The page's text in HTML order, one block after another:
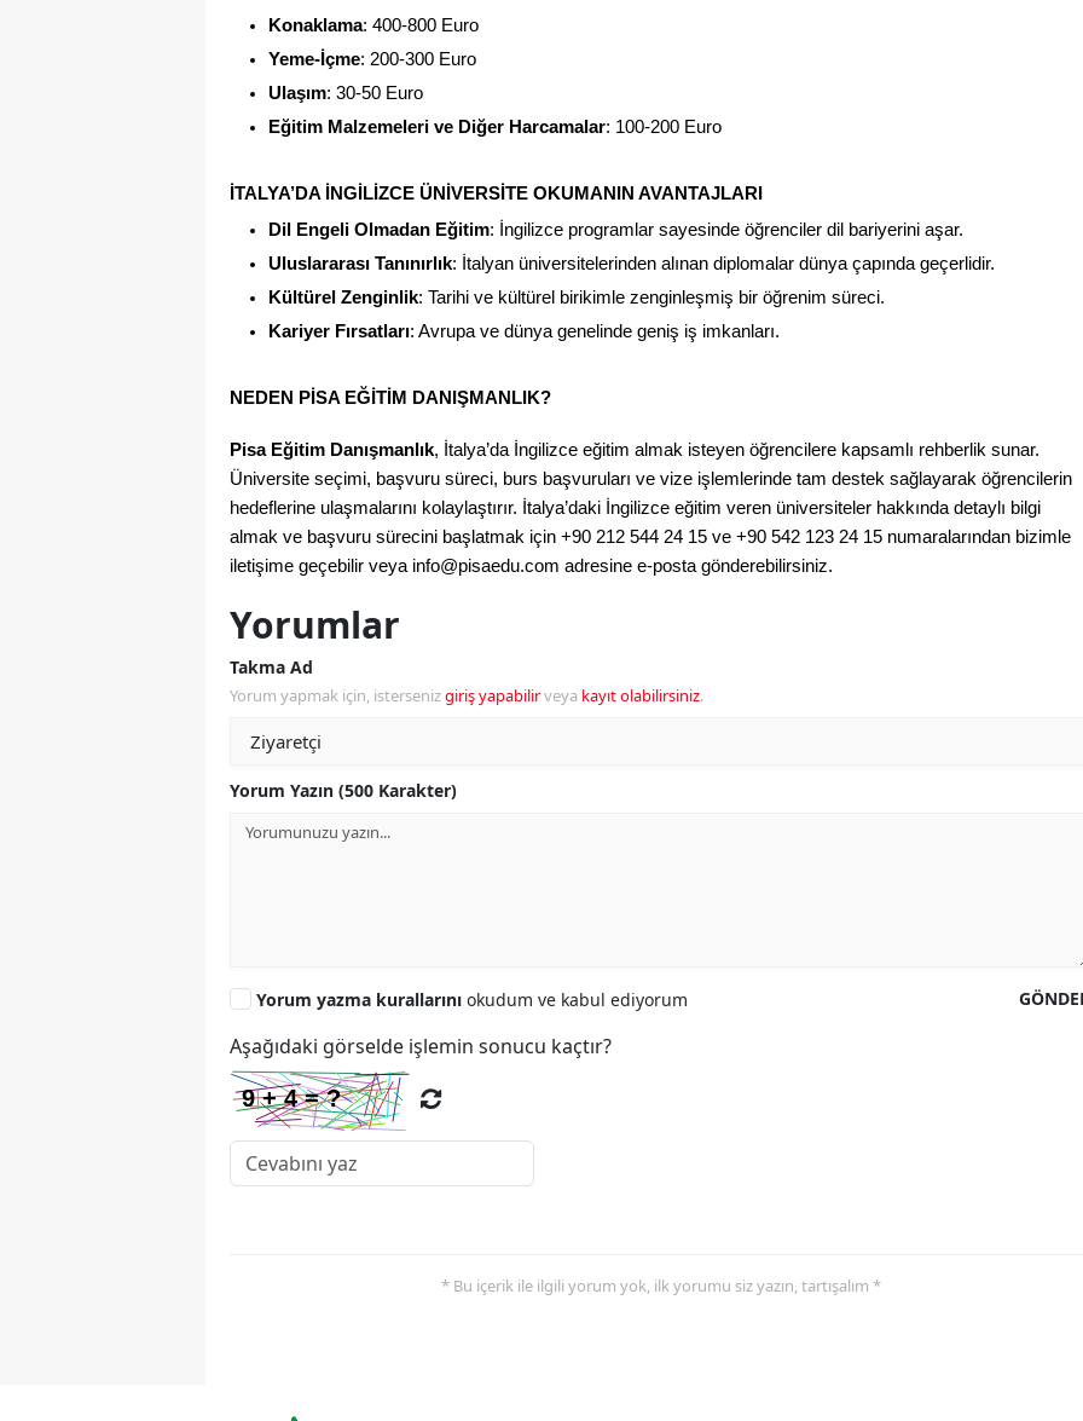
Konaklama: 400-800 Euro
Yeme-İçme: 200-300 Euro
Ulaşım: 30-50 Euro
Eğitim Malzemeleri ve Diğer Harcamalar: 100-200 Euro
İTALYA’DA İNGILIZCE ÜNIVERSITE OKUMANIN AVANTAJLARI
Dil Engeli Olmadan Eğitim: İngilizce programlar sayesinde öğrenciler dil bariyerini aşar.
Uluslararası Tanınırlık: İtalyan üniversitelerinden alınan diplomalar dünya çapında geçerlidir.
Kültürel Zenginlik: Tarihi ve kültürel birikimle zenginleşmiş bir öğrenim süreci.
Kariyer Fırsatları: Avrupa ve dünya genelinde geniş iş imkanları.
NEDEN PISA EĞITIM DANIŞMANLIK?
Pisa Eğitim Danışmanlık, İtalya’da İngilizce eğitim almak isteyen öğrencilere kapsamlı rehberlik sunar.
Üniversite seçimi, başvuru süreci, burs başvuruları ve vize işlemlerinde tam destek sağlayarak öğrencilerin
hedeflerine ulaşmalarını kolaylaştırır. İtalya’daki İngilizce eğitim veren üniversiteler hakkında detaylı bilgi
almak ve başvuru sürecini başlatmak için +90 212 544 24 15 ve +90 542 123 24 15 numaralarından bizimle
iletişime geçebilir veya info@pisaedu.com adresine e-posta gönderebilirsiniz.
Yorumlar
Takma Ad
Yorum yapmak için, istersenizgiriş yapabilirveya kayıt olabilirsiniz.
Yorum Yazın (500 Karakter)
Yorum yazma kurallarını okudum ve kabul ediyorum
Aşağıdaki görselde işlemin sonucu kaçtır?
* Bu içerik ile ilgili yorum yok, ilk yorumu siz yazın, tartışalım *